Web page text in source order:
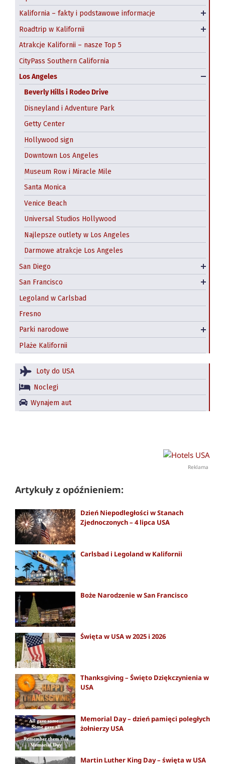
Kalifornia – fakty i podstawowe informacje
Klimat Kalifornii
Roadtrip w Kalifornii
Roadtrip Highway 1 na północ od San Francisco
Emerald Coast roadtrip
Atrakcje Kalifornii – nasze Top 5
CityPass Southern California
Los Angeles
Beverly Hills i Rodeo Drive
Disneyland i Adventure Park
Getty Center
Hollywood sign
Downtown Los Angeles
Museum Row i Miracle Mile
Santa Monica
Venice Beach
Universal Studios Hollywood
Najlepsze outlety w Los Angeles
Darmowe atrakcje Los Angeles
San Diego
Balboa Park w San Diego
Gaslamp Quarter
Liberty Public Market
San Diego Zoo
Seaport Village
SeaWorld w San Diego
USS Midway
Darmowe atrakcje San Diego
Hostele w San Diego
San Francisco
CityPass San Francisco
Alcatraz- wyspa-więzienie
Chinatown
Fisherman’s Wharf
Golden Gate
Tramwaje linowe
Exploratorium
California Academy of Sciences
Wycieczki z San Francisco
Transport miejski
Hotele w San Francisco
Hostel
Legoland w Carlsbad
Fresno
Parki narodowe
Park narodowy Yosemite
Redwood National and State Parks
Plaże Kalifornii
Loty do USA
Noclegi
Wynajem aut
Reklama
Artykuły z opóźnieniem:
Dzień Niepodległości w Stanach
Zjednoczonych – 4 lipca USA
Carlsbad i Legoland w Kalifornii
Boże Narodzenie w San Francisco
Święta w USA w 2025 i 2026
Thanksgiving – Święto Dziękczynienia w
USA
Memorial Day – dzień pamięci poległych
żołnierzy USA
Martin Luther King Day – święta w USA